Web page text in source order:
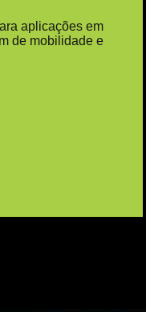
aplicações em
de mobilidade e